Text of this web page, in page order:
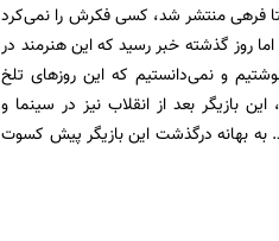
فرهی منتشر شد، کسی فکرش را نمی‌کرد
روز گذشته خبر رسید که این هنرمند در
دار فانی را وداع گفت. در شماره قبل از پاییز غم‌انگیز سینمای ایران در سال 1402 نوشتیم و نمی‌دانستیم که این روزهای تلخ
بازیگر بعد از انقلاب نیز در سینما و
به بهانه درگذشت این بازیگر پیش کسوت